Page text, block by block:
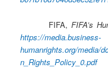
FIFA, FIFA’s
https://media.business-
humanrights.org/media/
n_Rights_Policy_0.pdf